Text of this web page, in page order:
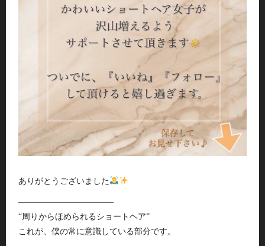
ありがとうございました
———————————–
“周りからほめられるショートヘア”
これが、僕の常に意識している部分です。